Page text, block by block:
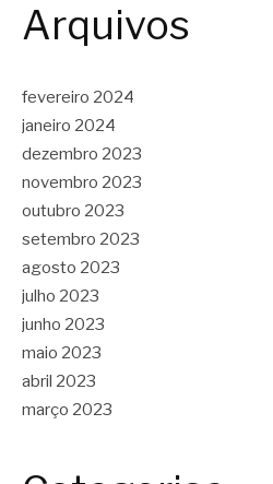
Arquivos
fevereiro 2024
janeiro 2024
dezembro 2023
novembro 2023
outubro 2023
setembro 2023
agosto 2023
julho 2023
junho 2023
maio 2023
abril 2023
março 2023